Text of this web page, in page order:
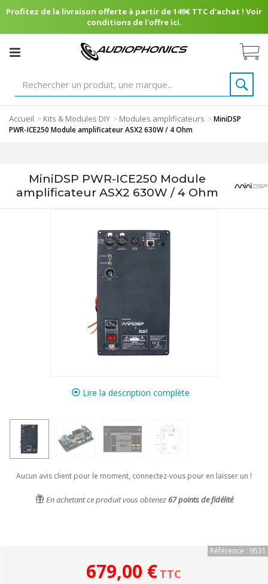
Profitez de la livraison offerte à partir de 149€ TTC d'achat ! Voir
conditions de l'offre ici.
Accueil > Kits & Modules DIY > Modules amplificateurs >MiniDSP
PWR-ICE250 Module amplificateur ASX2 630W / 4 Ohm
MiniDSP PWR-ICE250 Module
amplificateur ASX2 630W / 4 Ohm
Lire la description complète
Aucun avis client pour le moment, connectez-vous pour en laisser un !
En achetant ce produit vous obtenez 67points de fidélité
Référence : 9531
679,00 € TTC